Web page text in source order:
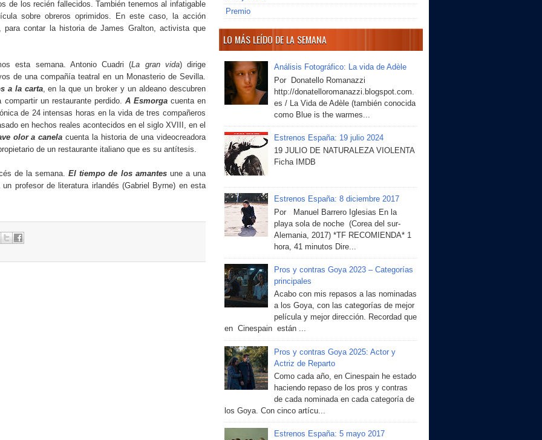
de los recién fallecidos. También tenemos al infatigable
sobre obreros oprimidos. En este caso, la acción
contar la historia de James Gralton, activista que
esta semana. Antonio Cuadri (La gran vida) dirige
de una compañía teatral en un Monasterio de Sevilla.
a la carta, en la que un broker y un aldeano descubren
un restaurante perdido. A Esmorga cuenta en
de 24 intensas horas en la vida de tres compañeros
en hechos reales acontecidos en el siglo XVIII, en el
olor a canela cuenta la historia de una videocreadora
de un restaurante italiano que es su antítesis.
de la semana.El tiempo de los amantes une a una
profesor de literatura irlandés (Gabriel Byrne) en esta
Premio
LO MÁS LEÍDO DE LA SEMANA
Análisis Fotográfico: La vida de Adèle
Por Donatello Romanazzi
http://donatelloromanazzi.blogspot.com.
es / La Vida de Adèle (también conocida
como Blue is the warmes...
Estrenos España: 19 julio 2024
19 JULIO DE NATURALEZA VIOLENTA
Ficha IMDB
Estrenos España: 8 diciembre 2017
Por Manuel Barrero Iglesias En la
playa sola de noche (Corea del sur-
Alemania, 2017) *TF RECOMIENDA* 1
hora, 41 minutos Dire...
Pros y contras Goya 2023 – Categorías
principales
Acabo con mis repasos a las nominadas
a los Goya, con las categorías de mejor
película y mejor dirección. Recordad que
en Cinespain están ...
Pros y contras Goya 2025: Actor y
Actriz de Reparto
Como cada año, en Cinespain he estado
haciendo repaso de los pros y contras
de cada nominada en cada categoría de
los Goya. Con cinco artícu...
Estrenos España: 5 mayo 2017